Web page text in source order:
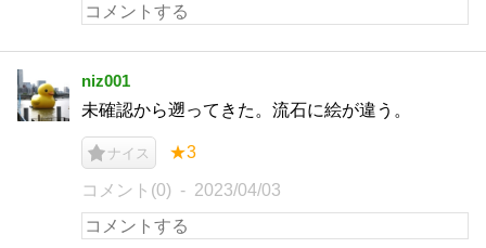
niz001
未確認から遡ってきた。流石に絵が違う。
ナイス ★3
コメント(0) 2023/04/03